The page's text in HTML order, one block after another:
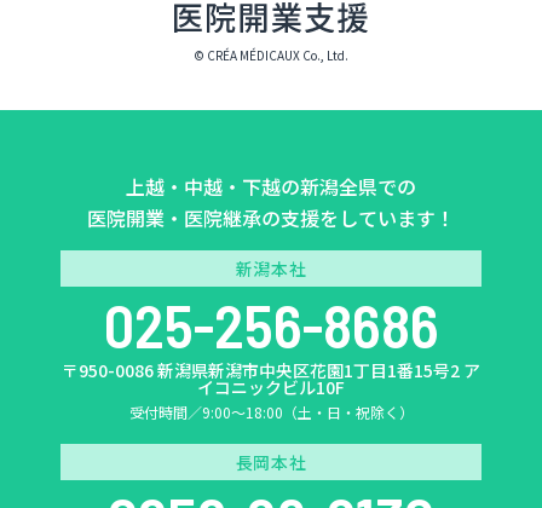
© CRÉA MÉDICAUX Co., Ltd.
上越・中越・下越の新潟全県での
医院開業・医院継承の支援をしています！
新潟本社
025-256-8686
〒950-0086 新潟県新潟市中央区花園1丁目1番15号2 ア
イコニックビル10F
受付時間／9:00〜18:00（土・日・祝除く）
長岡本社